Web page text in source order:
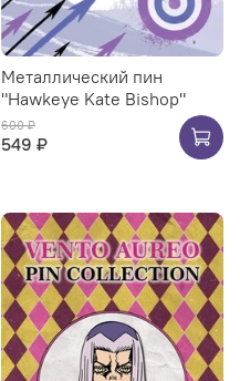
Металлический пин
"Hawkeye Kate Bishop"
600 ₽
549 ₽